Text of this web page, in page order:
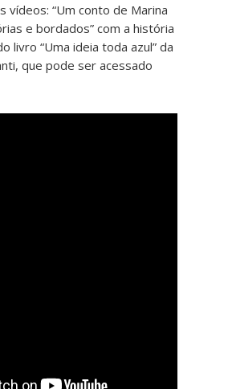
vídeos: “Um conto de Marina
e bordados” com a história
livro “Uma ideia toda azul” da
que pode ser acessado